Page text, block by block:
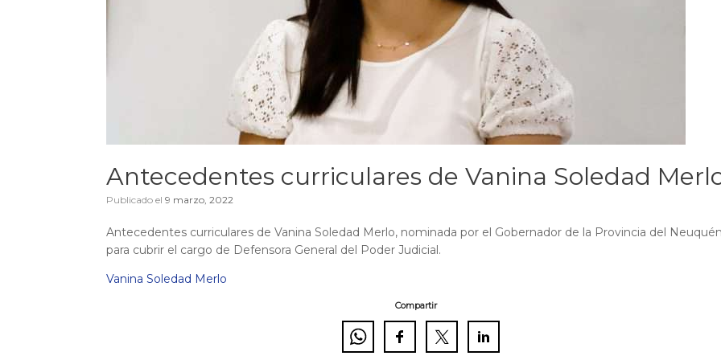
Antecedentes curriculares de Vanina Soledad
Publicado el 9 marzo, 2022
Antecedentes curriculares de Vanina Soledad Merlo, nominada por el Gobernador de la Provincia del
para cubrir el cargo de Defensora General del Poder Judicial.
Vanina Soledad Merlo
Compartir